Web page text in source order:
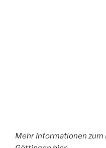
Mehr Informationen zum